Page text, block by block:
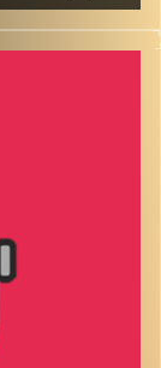
פודקאסט
דוידוביץ' ועידן
רבע 1:
ראשות המזרח,
רבע 2: